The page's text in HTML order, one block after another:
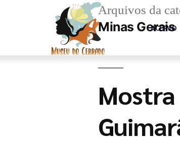
ACERVO
Arquivos da
Minas Gerais
Mostra